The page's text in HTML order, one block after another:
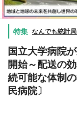
なんでも統計
国立大学病院
開始～配送の
続可能な体制
民病院〕